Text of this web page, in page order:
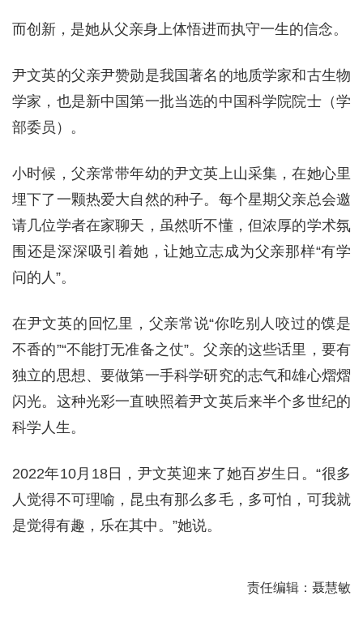
而创新，是她从父亲身上体悟进而执守一生的信念。
尹文英的父亲尹赞勋是我国著名的地质学家和古生物
学家，也是新中国第一批当选的中国科学院院士（学
部委员）。
小时候，父亲常带年幼的尹文英上山采集，在她心里
埋下了一颗热爱大自然的种子。每个星期父亲总会邀
请几位学者在家聊天，虽然听不懂，但浓厚的学术氛
围还是深深吸引着她，让她立志成为父亲那样“有学
问的人”。
在尹文英的回忆里，父亲常说“你吃别人咬过的馍是
不香的”“不能打无准备之仗”。父亲的这些话里，要有
独立的思想、要做第一手科学研究的志气和雄心熠熠
闪光。这种光彩一直映照着尹文英后来半个多世纪的
科学人生。
2022年10月18日，尹文英迎来了她百岁生日。“很多
人觉得不可理喻，昆虫有那么多毛，多可怕，可我就
是觉得有趣，乐在其中。”她说。
责任编辑：聂慧敏